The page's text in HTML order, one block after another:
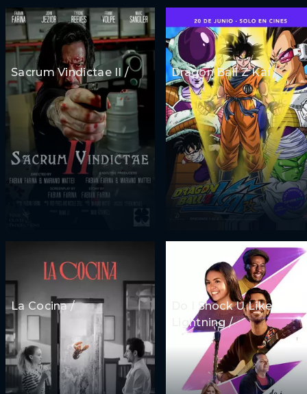
Sacrum Vindictae II / Dragon Ball Z Kai /
La Cocina /
Do I Shock U Like
Lightning /